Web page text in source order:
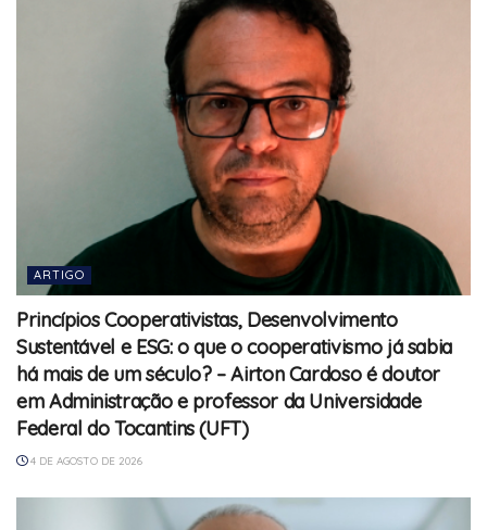
ARTIGO
Princípios Cooperativistas, Desenvolvimento
Sustentável e ESG: o que o cooperativismo já sabia
há mais de um século? – Airton Cardoso é doutor
em Administração e professor da Universidade
Federal do Tocantins (UFT)
4 DE AGOSTO DE 2026